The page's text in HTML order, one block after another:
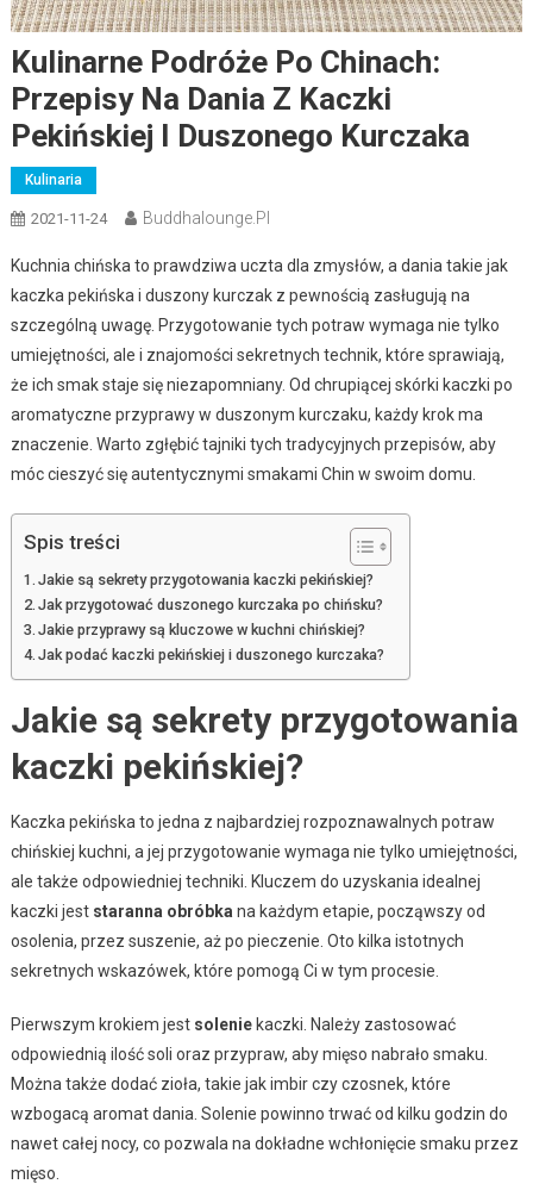
Kulinarne Podróże Po Chinach:
Przepisy Na Dania Z Kaczki
Pekińskiej I Duszonego Kurczaka
Kulinaria
2021-11-24 Buddhalounge.pl
Kuchnia chińska to prawdziwa uczta dla zmysłów, a dania takie jak
kaczka pekińska i duszony kurczak z pewnością zasługują na
szczególną uwagę. Przygotowanie tych potraw wymaga nie tylko
umiejętności, ale i znajomości sekretnych technik, które sprawiają,
że ich smak staje się niezapomniany. Od chrupiącej skórki kaczki po
aromatyczne przyprawy w duszonym kurczaku, każdy krok ma
znaczenie. Warto zgłębić tajniki tych tradycyjnych przepisów, aby
móc cieszyć się autentycznymi smakami Chin w swoim domu.
Spis treści
Jakie są sekrety przygotowania kaczki pekińskiej?
Jak przygotować duszonego kurczaka po chińsku?
Jakie przyprawy są kluczowe w kuchni chińskiej?
Jak podać kaczki pekińskiej i duszonego kurczaka?
Jakie są sekrety przygotowania
kaczki pekińskiej?
Kaczka pekińska to jedna z najbardziej rozpoznawalnych potraw
chińskiej kuchni, a jej przygotowanie wymaga nie tylko umiejętności,
ale także odpowiedniej techniki. Kluczem do uzyskania idealnej
kaczki jest staranna obróbka na każdym etapie, począwszy od
osolenia, przez suszenie, aż po pieczenie. Oto kilka istotnych
sekretnych wskazówek, które pomogą Ci w tym procesie.
Pierwszym krokiem jest soleniekaczki. Należy zastosować
odpowiednią ilość soli oraz przypraw, aby mięso nabrało smaku.
Można także dodać zioła, takie jak imbir czy czosnek, które
wzbogacą aromat dania. Solenie powinno trwać od kilku godzin do
nawet całej nocy, co pozwala na dokładne wchłonięcie smaku przez
mięso.